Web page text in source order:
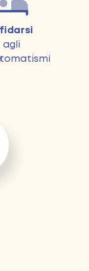
agli